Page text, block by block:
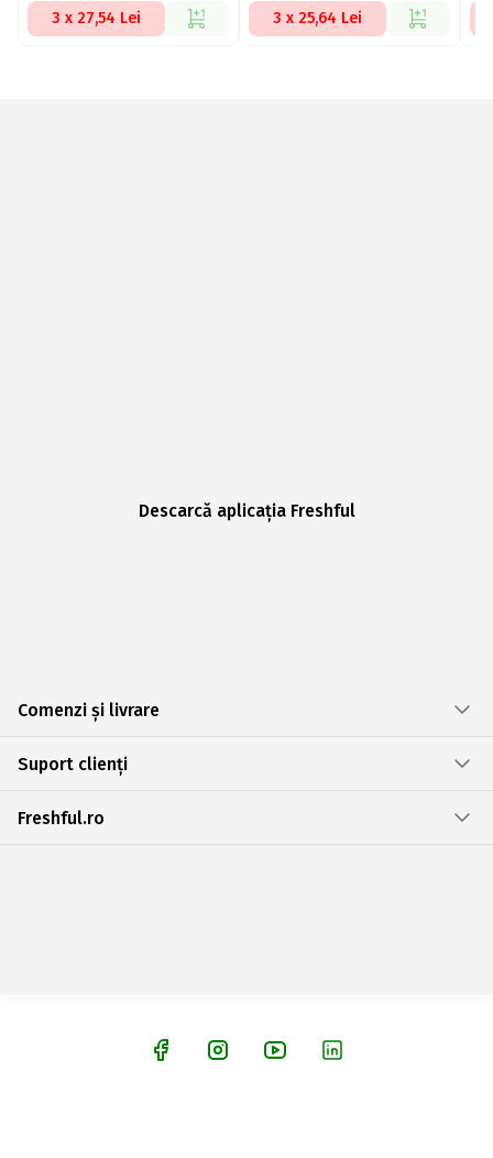
3 x 27,54 Lei 3 x 25,64 Lei
Descarcă aplicația Freshful
Comenzi și livrare
Suport clienți
Freshful.ro